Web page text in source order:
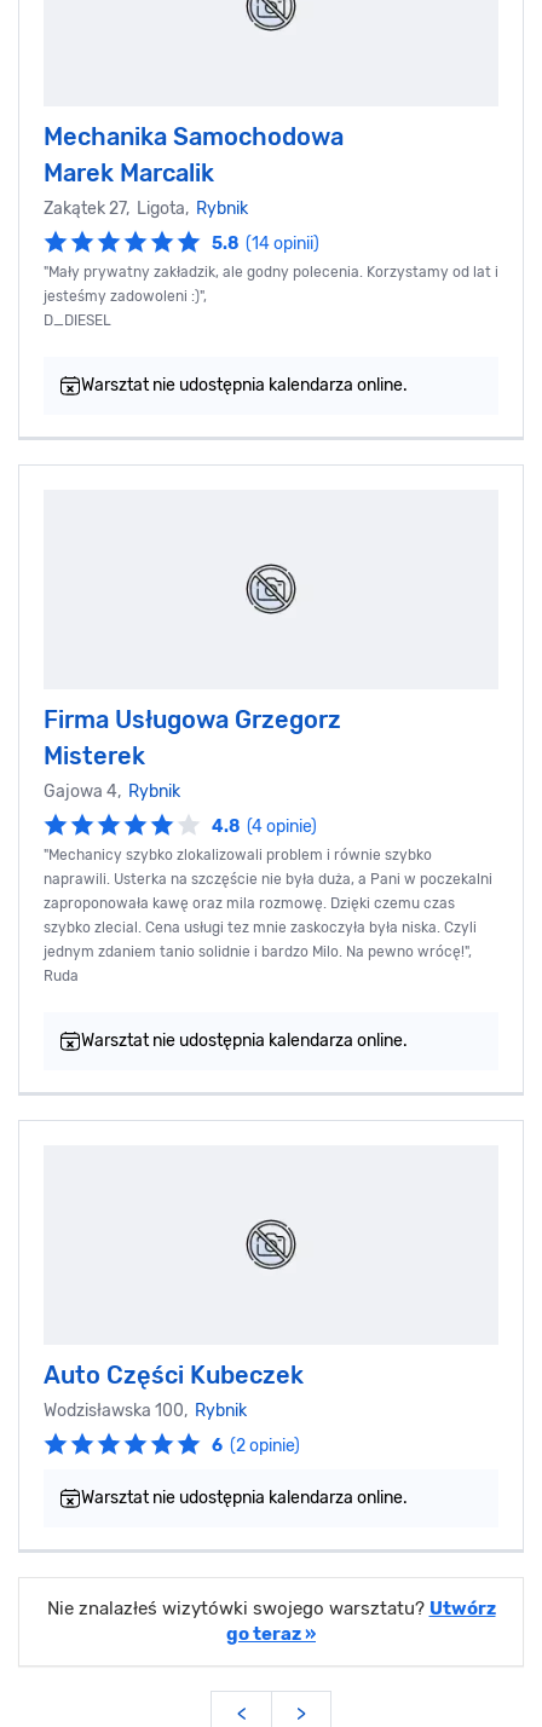
Mechanika Samochodowa
Marek Marcalik
Zakątek 27, Ligota, Rybnik
5.8 (14 opinii)
"Mały prywatny zakładzik, ale godny polecenia. Korzystamy od lat i
jesteśmy zadowoleni :)",
D_DIESEL
Warsztat nie udostępnia kalendarza online.
Firma Usługowa Grzegorz
Misterek
Gajowa 4, Rybnik
4.8 (4 opinie)
"Mechanicy szybko zlokalizowali problem i równie szybko
naprawili. Usterka na szczęście nie była duża, a Pani w poczekalni
zaproponowała kawę oraz mila rozmowę. Dzięki czemu czas
szybko zlecial. Cena usługi tez mnie zaskoczyła była niska. Czyli
jednym zdaniem tanio solidnie i bardzo Milo. Na pewno wrócę!",
Ruda
Warsztat nie udostępnia kalendarza online.
Auto Części Kubeczek
Wodzisławska 100, Rybnik
6 (2 opinie)
Warsztat nie udostępnia kalendarza online.
Nie znalazłeś wizytówki swojego warsztatu? Utwórz
go teraz »
< >